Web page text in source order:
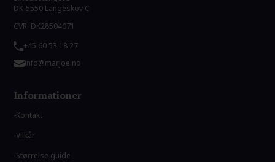
DK-5550 Langeskov C
CVR: DK28504071
+45 60 53 18 27
info@marjoe.no
Informationer
Kontakt
Vilkår
Størrelse guide